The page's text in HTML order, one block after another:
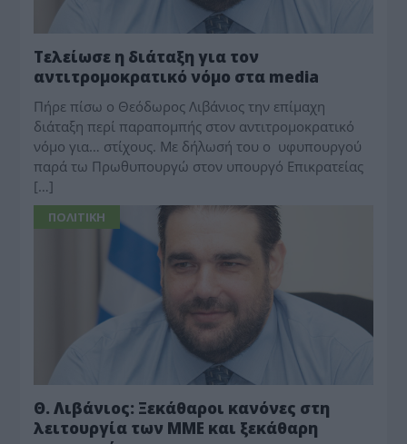
Τελείωσε η διάταξη για τον
αντιτρομοκρατικό νόμο στα media
Πήρε πίσω ο Θεόδωρος Λιβάνιος την επίμαχη
διάταξη περί παραπομπής στον αντιτρομοκρατικό
νόμο για… στίχους. Με δήλωσή του ο υφυπουργού
παρά τω Πρωθυπουργώ στον υπουργό Επικρατείας
[…]
ΠΟΛΙΤΙΚΗ
Θ. Λιβάνιος: Ξεκάθαροι κανόνες στη
λειτουργία των ΜΜΕ και ξεκάθαρη